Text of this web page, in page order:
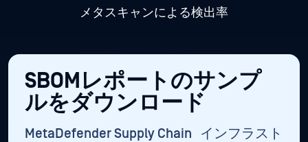
メタスキャンによる検出率
SBOMレポートのサンプ
ルをダウンロード
MetaDefender Supply Chain インフラスト